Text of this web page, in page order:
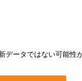
ータではない可能性